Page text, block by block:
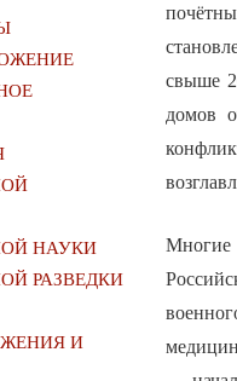
свыше
домов
НАУКИ
РАЗВЕДКИ
И